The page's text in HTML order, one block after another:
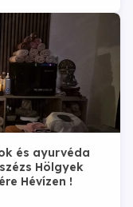
és ayurvéda
Hölgyek
Hévízen !